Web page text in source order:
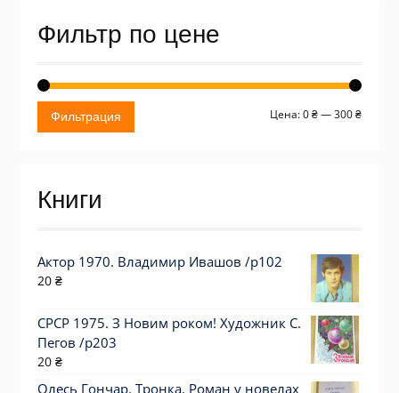
Фильтр по цене
Фильтрация Цена:0 ₴—300 ₴
Книги
Актор 1970. Владимир Ивашов /p102
20 ₴
СРСР 1975. З Новим роком! Художник С.
Пегов /р203
20 ₴
Олесь Гончар. Тронка. Роман у новелах